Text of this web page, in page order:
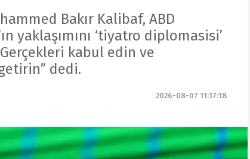
Bakır Kalibaf, ABD
yaklaşımını ‘tiyatro diplomasisi’
kabul edin ve
dedi.
2026-08-07 11:17:18